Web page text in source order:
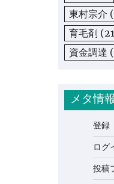
東村宗介
育毛剤
資金調達
メタ情
登録
ログ
投稿